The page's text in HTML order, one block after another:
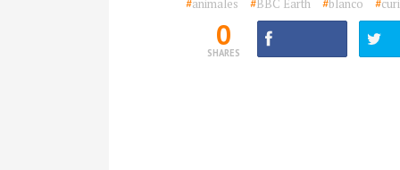
#animales #BBC Earth #blanco #
0
SHARES